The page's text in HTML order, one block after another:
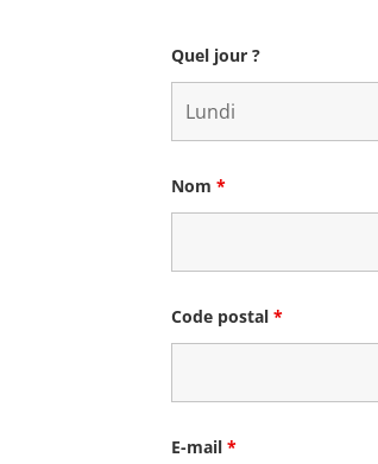
Quel jour ?
Nom*
Code postal*
E-mail*